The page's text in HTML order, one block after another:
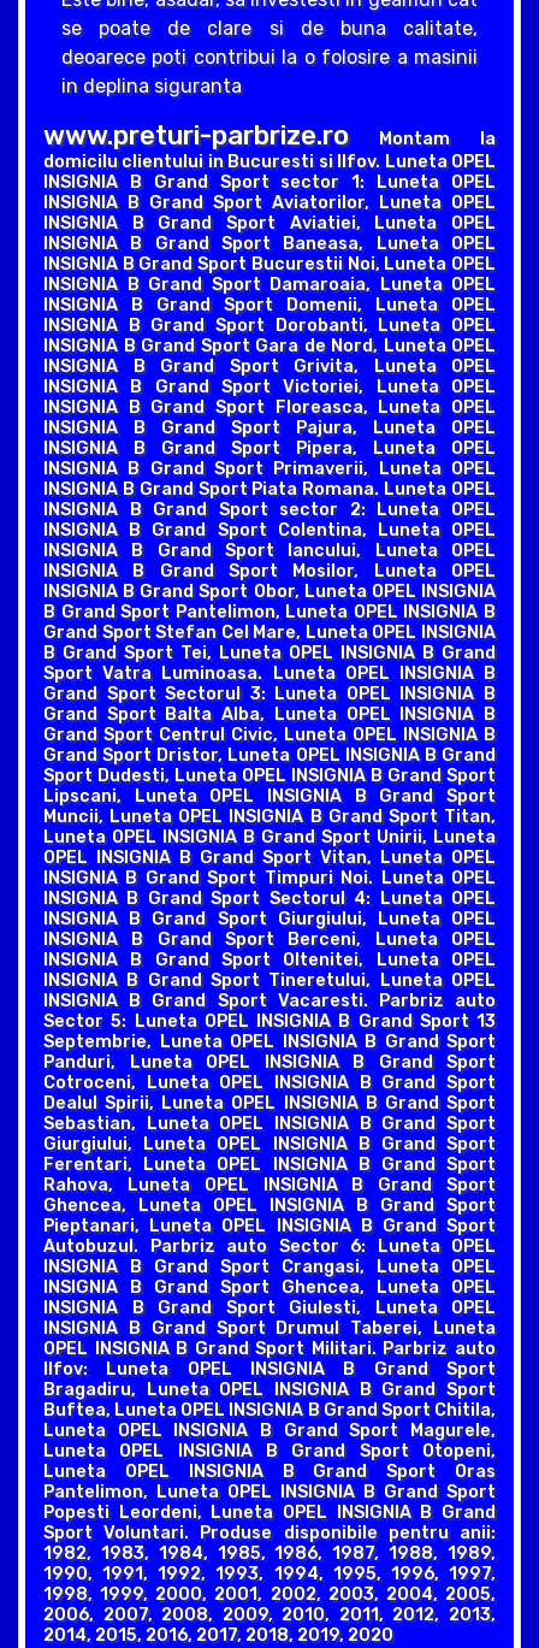
se poate de clare si de buna calitate,
deoarece poti contribui la o folosire a masinii
in deplina siguranta
www.preturi-parbrize.roMontam la
domicilu clientului in Bucuresti si Ilfov. Luneta OPEL
INSIGNIA B Grand Sport sector 1: Luneta OPEL
INSIGNIA B Grand Sport Aviatorilor, Luneta OPEL
INSIGNIA B Grand Sport Aviatiei, Luneta OPEL
INSIGNIA B Grand Sport Baneasa, Luneta OPEL
INSIGNIA B Grand Sport Bucurestii Noi, Luneta OPEL
INSIGNIA B Grand Sport Damaroaia, Luneta OPEL
INSIGNIA B Grand Sport Domenii, Luneta OPEL
INSIGNIA B Grand Sport Dorobanti, Luneta OPEL
INSIGNIA B Grand Sport Gara de Nord, Luneta OPEL
INSIGNIA B Grand Sport Grivita, Luneta OPEL
INSIGNIA B Grand Sport Victoriei, Luneta OPEL
INSIGNIA B Grand Sport Floreasca, Luneta OPEL
INSIGNIA B Grand Sport Pajura, Luneta OPEL
INSIGNIA B Grand Sport Pipera, Luneta OPEL
INSIGNIA B Grand Sport Primaverii, Luneta OPEL
INSIGNIA B Grand Sport Piata Romana. Luneta OPEL
INSIGNIA B Grand Sport sector 2: Luneta OPEL
INSIGNIA B Grand Sport Colentina, Luneta OPEL
INSIGNIA B Grand Sport Iancului, Luneta OPEL
INSIGNIA B Grand Sport Mosilor, Luneta OPEL
INSIGNIA B Grand Sport Obor, Luneta OPEL INSIGNIA
B Grand Sport Pantelimon, Luneta OPEL INSIGNIA B
Grand Sport Stefan Cel Mare, Luneta OPEL INSIGNIA
B Grand Sport Tei, Luneta OPEL INSIGNIA B Grand
Sport Vatra Luminoasa. Luneta OPEL INSIGNIA B
Grand Sport Sectorul 3: Luneta OPEL INSIGNIA B
Grand Sport Balta Alba, Luneta OPEL INSIGNIA B
Grand Sport Centrul Civic, Luneta OPEL INSIGNIA B
Grand Sport Dristor, Luneta OPEL INSIGNIA B Grand
Sport Dudesti, Luneta OPEL INSIGNIA B Grand Sport
Lipscani, Luneta OPEL INSIGNIA B Grand Sport
Muncii, Luneta OPEL INSIGNIA B Grand Sport Titan,
Luneta OPEL INSIGNIA B Grand Sport Unirii, Luneta
OPEL INSIGNIA B Grand Sport Vitan, Luneta OPEL
INSIGNIA B Grand Sport Timpuri Noi. Luneta OPEL
INSIGNIA B Grand Sport Sectorul 4: Luneta OPEL
INSIGNIA B Grand Sport Giurgiului, Luneta OPEL
INSIGNIA B Grand Sport Berceni, Luneta OPEL
INSIGNIA B Grand Sport Oltenitei, Luneta OPEL
INSIGNIA B Grand Sport Tineretului, Luneta OPEL
INSIGNIA B Grand Sport Vacaresti. Parbriz auto
Sector 5: Luneta OPEL INSIGNIA B Grand Sport 13
Septembrie, Luneta OPEL INSIGNIA B Grand Sport
Panduri, Luneta OPEL INSIGNIA B Grand Sport
Cotroceni, Luneta OPEL INSIGNIA B Grand Sport
Dealul Spirii, Luneta OPEL INSIGNIA B Grand Sport
Sebastian, Luneta OPEL INSIGNIA B Grand Sport
Giurgiului, Luneta OPEL INSIGNIA B Grand Sport
Ferentari, Luneta OPEL INSIGNIA B Grand Sport
Rahova, Luneta OPEL INSIGNIA B Grand Sport
Ghencea, Luneta OPEL INSIGNIA B Grand Sport
Pieptanari, Luneta OPEL INSIGNIA B Grand Sport
Autobuzul. Parbriz auto Sector 6: Luneta OPEL
INSIGNIA B Grand Sport Crangasi, Luneta OPEL
INSIGNIA B Grand Sport Ghencea, Luneta OPEL
INSIGNIA B Grand Sport Giulesti, Luneta OPEL
INSIGNIA B Grand Sport Drumul Taberei, Luneta
OPEL INSIGNIA B Grand Sport Militari. Parbriz auto
Ilfov: Luneta OPEL INSIGNIA B Grand Sport
Bragadiru, Luneta OPEL INSIGNIA B Grand Sport
Buftea, Luneta OPEL INSIGNIA B Grand Sport Chitila,
Luneta OPEL INSIGNIA B Grand Sport Magurele,
Luneta OPEL INSIGNIA B Grand Sport Otopeni,
Luneta OPEL INSIGNIA B Grand Sport Oras
Pantelimon, Luneta OPEL INSIGNIA B Grand Sport
Popesti Leordeni, Luneta OPEL INSIGNIA B Grand
Sport Voluntari. Produse disponibile pentru anii:
1982, 1983, 1984, 1985, 1986, 1987, 1988, 1989,
1990, 1991, 1992, 1993, 1994, 1995, 1996, 1997,
1998, 1999, 2000, 2001, 2002, 2003, 2004, 2005,
2006, 2007, 2008, 2009, 2010, 2011, 2012, 2013,
2014, 2015, 2016, 2017, 2018, 2019, 2020